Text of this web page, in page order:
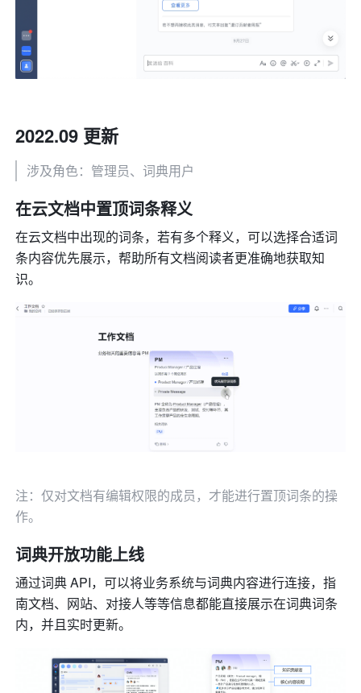
2022.09 更新
涉及角色：管理员、词典用户
在云文档中置顶词条释义
在云文档中出现的词条，若有多个释义，可以选择合适词
条内容优先展示，帮助所有文档阅读者更准确地获取知
识。
注：仅对文档有编辑权限的成员，才能进行置顶词条的操
作。
词典开放功能上线
通过词典 API，可以将业务系统与词典内容进行连接，指
南文档、网站、对接人等等信息都能直接展示在词典词条
内，并且实时更新。